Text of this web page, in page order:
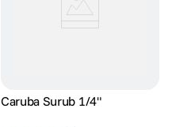
Caruba Surub 1/4"